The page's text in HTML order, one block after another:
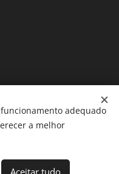
carrinho
Cookies
adequado
a melhor
Aceitar tudo